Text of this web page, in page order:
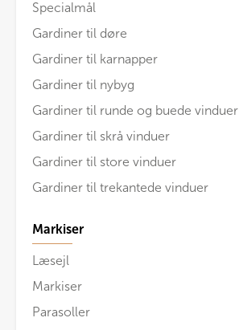
Specialmål
Gardiner til døre
Gardiner til karnapper
Gardiner til nybyg
Gardiner til runde og buede vinduer
Gardiner til skrå vinduer
Gardiner til store vinduer
Gardiner til trekantede vinduer
Markiser
Læsejl
Markiser
Parasoller